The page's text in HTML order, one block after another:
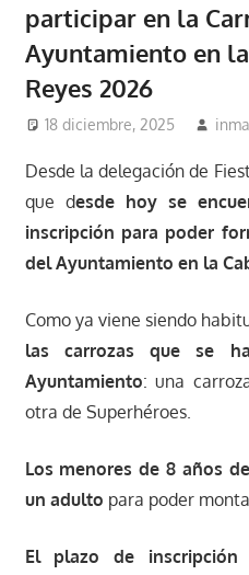
participar en la
Ayuntamiento en
Reyes 2026
18 diciembre, 2025
Desde la delegación de
que desde hoy se
inscripción para poder
del Ayuntamiento en la
Como ya viene siendo
las carrozas que se
Ayuntamiento: una
otra de Superhéroes.
Los menores de 8 años
un adulto para poder
El plazo de